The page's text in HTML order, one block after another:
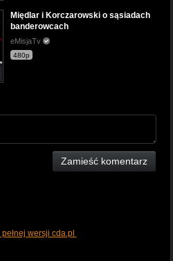
Międlar i Korczarowski o sąsiadach
banderowcach
eMisjaTv
480p
Zamieść komentarz
wersji cda.pl